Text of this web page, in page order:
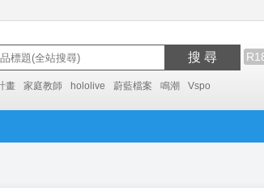
搜 尋
畫 家庭教師 hololive 蔚藍檔案 鳴潮 Vspo